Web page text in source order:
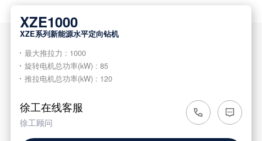
XZE1000
XZE系列新能源水平定向钻机
最大推拉力 : 1000
旋转电机总功率(kW) : 85
推拉电机总功率(kW) : 120
徐工在线客服
徐工顾问